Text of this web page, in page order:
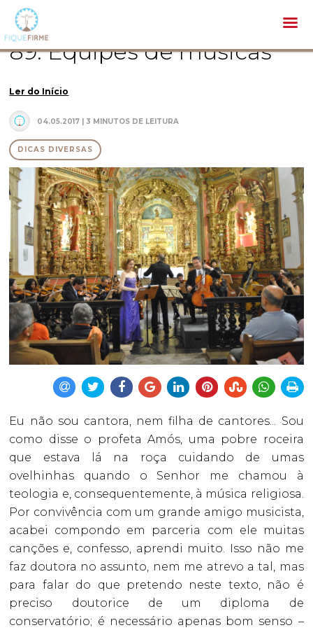
Pastoral /
89. Equipes de músicas
Ler do Início
04.05.2017 | 3 MINUTOS DE LEITURA
DICAS DIVERSAS
Eu não sou cantora, nem filha de cantores... Sou
como disse o profeta Amós, uma pobre roceira
que estava lá na roça cuidando de umas
ovelhinhas quando o Senhor me chamou à
teologia e, consequentemente, à música religiosa.
Por convivência com um grande amigo musicista,
acabei compondo em parceria com ele muitas
canções e, confesso, aprendi muito. Isso não me
faz doutora no assunto, nem me atrevo a tal, mas
para falar do que pretendo neste texto, não é
preciso doutorice de um diploma de
conservatório; é necessário apenas bom senso –